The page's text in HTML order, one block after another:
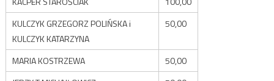
KULCZYK GRZEGORZ POLIŃSKA i
KULCZYK KATARZYNA
50,00
MARIA KOSTRZEWA
50,00